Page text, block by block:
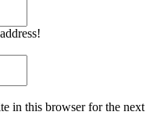
in this browser for the next